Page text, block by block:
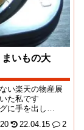
いもの大
い楽天の物産展
た私です
に手を出し
22.04.15 2